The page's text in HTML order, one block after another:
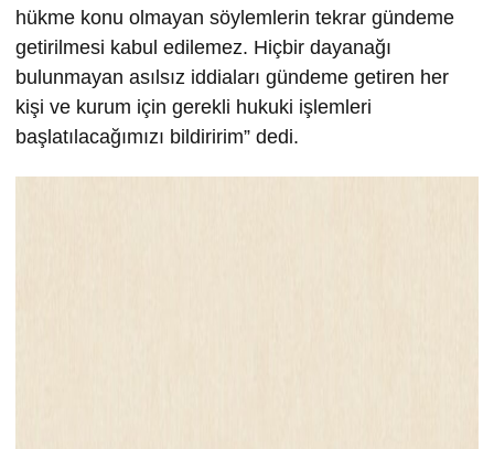
hükme konu olmayan söylemlerin tekrar gündeme
getirilmesi kabul edilemez. Hiçbir dayanağı
bulunmayan asılsız iddiaları gündeme getiren her
kişi ve kurum için gerekli hukuki işlemleri
başlatılacağımızı bildiririm” dedi.